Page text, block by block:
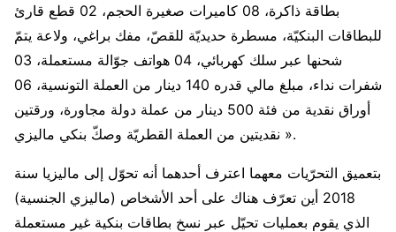
بطاقة ذاكرة، 08 كاميرات صغيرة الحجم، 02 قطع قارئ
للبطاقات البنكيّة، مسطرة حديديّة للقصّ، مفك براغي، ولاعة يتمّ
شحنها عبر سلك كهربائي، 04 هواتف جوّالة مستعملة، 03
شفرات نداء، مبلغ مالي قدره 140 دينار من العملة التونسية، 06
أوراق نقدية من فئة 500 دينار من عملة دولة مجاورة، ورقتين
نقديتين من العملة القطريّة وصكّ بنكي ماليزي ».
بتعميق التحرّيات معهما اعترف أحدهما أنه تحوّل إلى ماليزيا سنة
2018 أين تعرّف هناك على أحد الأشخاص (ماليزي الجنسية)
الذي يقوم بعمليات تحيّل عبر نسخ بطاقات بنكية غير مستعملة